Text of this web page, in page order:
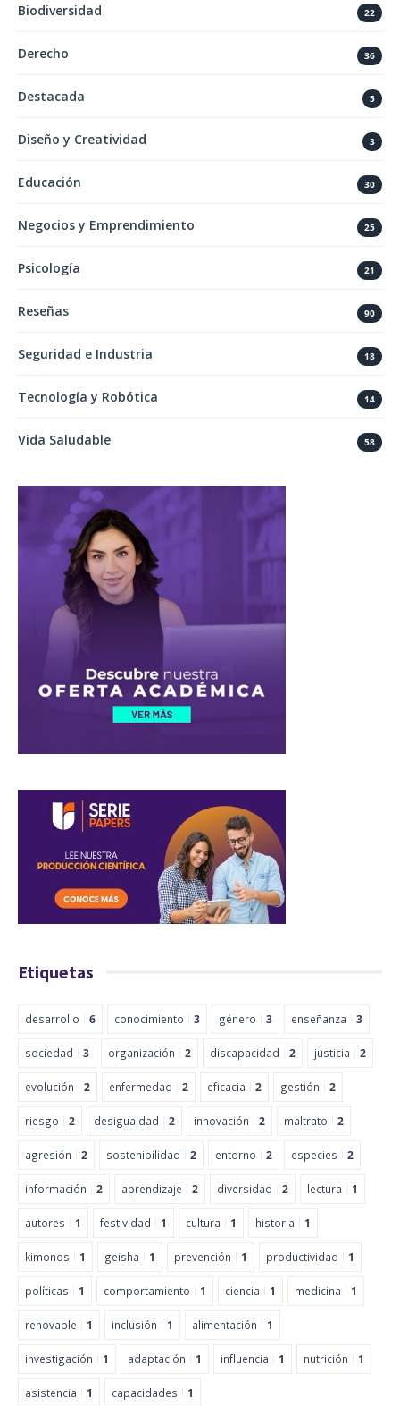
Biodiversidad 22
Derecho 36
Destacada 5
Diseño y Creatividad 3
Educación 30
Negocios y Emprendimiento 25
Psicología 21
Reseñas 90
Seguridad e Industria 18
Tecnología y Robótica 14
Vida Saludable 58
Etiquetas
desarrollo 6 conocimiento 3 género 3 enseñanza 3
sociedad 3 organización 2 discapacidad 2 justicia 2
evolución 2 enfermedad 2 eficacia 2 gestión 2
riesgo 2 desigualdad 2 innovación 2 maltrato 2
agresión 2 sostenibilidad 2 entorno 2 especies 2
información 2 aprendizaje 2 diversidad 2 lectura 1
autores 1 festividad 1 cultura 1 historia 1
kimonos 1 geisha 1 prevención 1 productividad 1
políticas 1 comportamiento 1 ciencia 1 medicina 1
renovable 1 inclusión 1 alimentación 1
investigación 1 adaptación 1 influencia 1 nutrición 1
asistencia 1 capacidades 1